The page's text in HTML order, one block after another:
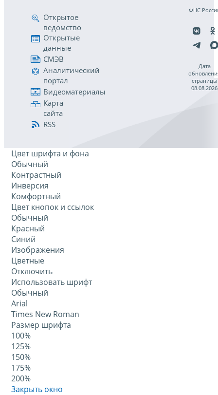
Открытое
ведомство
Открытые
данные
СМЭВ
Аналитический
портал
Видеоматериалы
Карта
сайта
RSS
ФНС
Дата
страницы
08.08.2026
Цвет шрифта и фона
Обычный
Контрастный
Инверсия
Комфортный
Цвет кнопок и ссылок
Обычный
Красный
Синий
Изображения
Цветные
Отключить
Использовать шрифт
Обычный
Arial
Times New Roman
Размер шрифта
100%
125%
150%
175%
200%
Закрыть окно